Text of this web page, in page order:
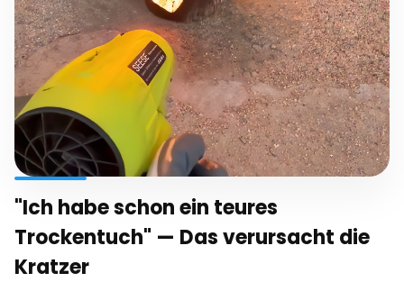
"Ich habe schon ein teures
Trockentuch" — Das verursacht die
Kratzer